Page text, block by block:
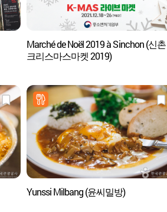
Marché de Noël 2019 à Sinchon (신촌
크리스마스마켓 2019)
Yunssi Milbang (윤씨밀방)